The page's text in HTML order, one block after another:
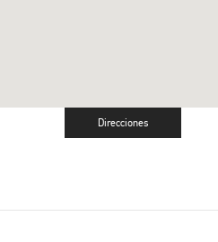
Direcciones
Link Opens in New Tab